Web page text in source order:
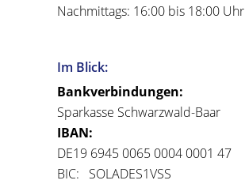
Nachmittags: 16:00 bis 18:00 Uhr
Im Blick:
Bankverbindungen:
Sparkasse Schwarzwald-Baar
IBAN:
DE19 6945 0065 0004 0001 47
BIC: SOLADES1VSS